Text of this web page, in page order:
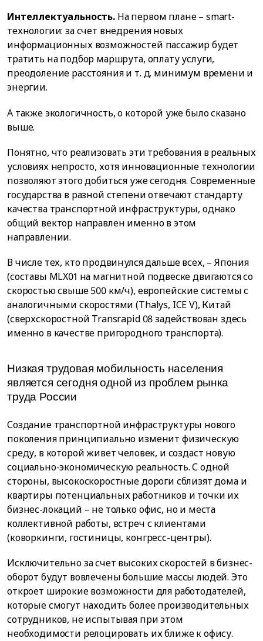
Интеллектуальность.На первом плане – smart-
технологии: за счет внедрения новых
информационных возможностей пассажир будет
тратить на подбор маршрута, оплату услуги,
преодоление расстояния и т. д. минимум времени и
энергии.
А также экологичность, о которой уже было сказано
выше.
Понятно, что реализовать эти требования в реальных
условиях непросто, хотя инновационные технологии
позволяют этого добиться уже сегодня. Современные
государства в разной степени отвечают стандарту
качества транспортной инфраструктуры, однако
общий вектор направлен именно в этом
направлении.
В числе тех, кто продвинулся дальше всех, – Япония
(составы MLX01 на магнитной подвеске двигаются со
скоростью свыше 500 км/ч), европейские системы с
аналогичными скоростями (Thalys, ICE V), Китай
(сверхскоростной Transrapid 08 задействован здесь
именно в качестве пригородного транспорта).
Низкая трудовая мобильность населения
является сегодня одной из проблем рынка
труда России
Создание транспортной инфраструктуры нового
поколения принципиально изменит физическую
среду, в которой живет человек, и создаст новую
социально-экономическую реальность. С одной
стороны, высокоскоростные дороги сблизят дома и
квартиры потенциальных работников и точки их
бизнес-локаций – не только офис, но и места
коллективной работы, встреч с клиентами
(коворкинги, гостиницы, конгресс-центры).
Исключительно за счет высоких скоростей в бизнес-
оборот будут вовлечены большие массы людей. Это
откроет широкие возможности для работодателей,
которые смогут находить более производительных
сотрудников, не испытывая при этом
необходимости релоцировать их ближе к офису.